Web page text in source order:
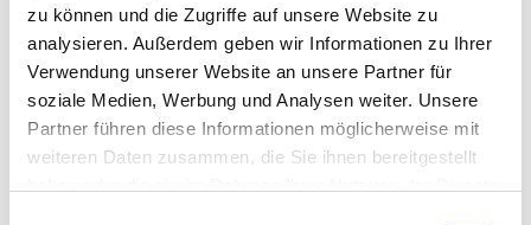
zu können und die Zugriffe auf unsere Website zu
analysieren. Außerdem geben wir Informationen zu Ihrer
Verwendung unserer Website an unsere Partner für
soziale Medien, Werbung und Analysen weiter. Unsere
Partner führen diese Informationen möglicherweise mit
weiteren Daten zusammen, die Sie ihnen bereitgestellt